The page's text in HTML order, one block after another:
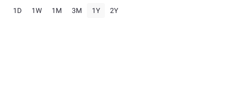
1D 1W 1M 3M 1Y 2Y